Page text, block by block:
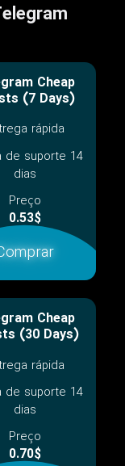
Cheap
(7 Days)
rápida
de suporte 14
dias
Preço
0.53$
Cheap
(30 Days)
rápida
de suporte 14
dias
Preço
0.70$